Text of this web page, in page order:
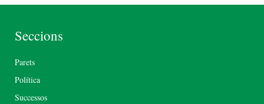
Seccions
Parets
Política
Successos